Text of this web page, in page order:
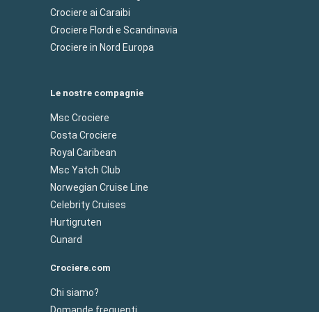
Crociere ai Caraibi
Crociere Flordi e Scandinavia
Crociere in Nord Europa
Le nostre compagnie
Msc Crociere
Costa Crociere
Royal Caribean
Msc Yatch Club
Norwegian Cruise Line
Celebrity Cruises
Hurtigruten
Cunard
Crociere.com
Chi siamo?